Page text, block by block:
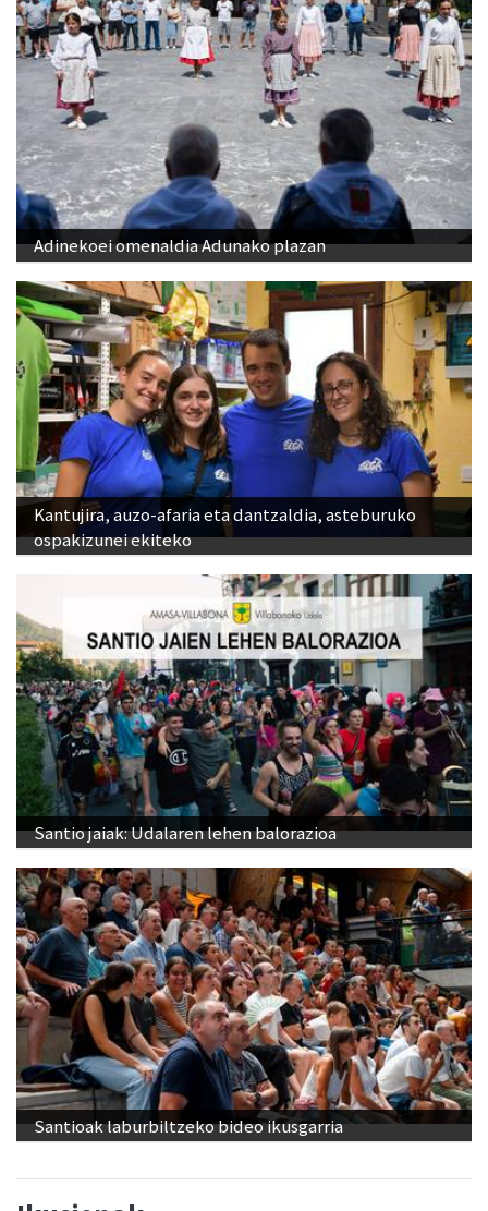
Adinekoei omenaldia Adunako plazan
Kantujira, auzo-afaria eta dantzaldia, asteburuko
ospakizunei ekiteko
Santio jaiak: Udalaren lehen balorazioa
Santioak laburbiltzeko bideo ikusgarria